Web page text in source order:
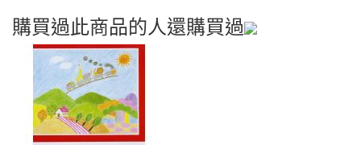
購買過此商品的人還購買過